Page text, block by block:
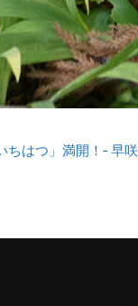
はつ」満開！‐ 早